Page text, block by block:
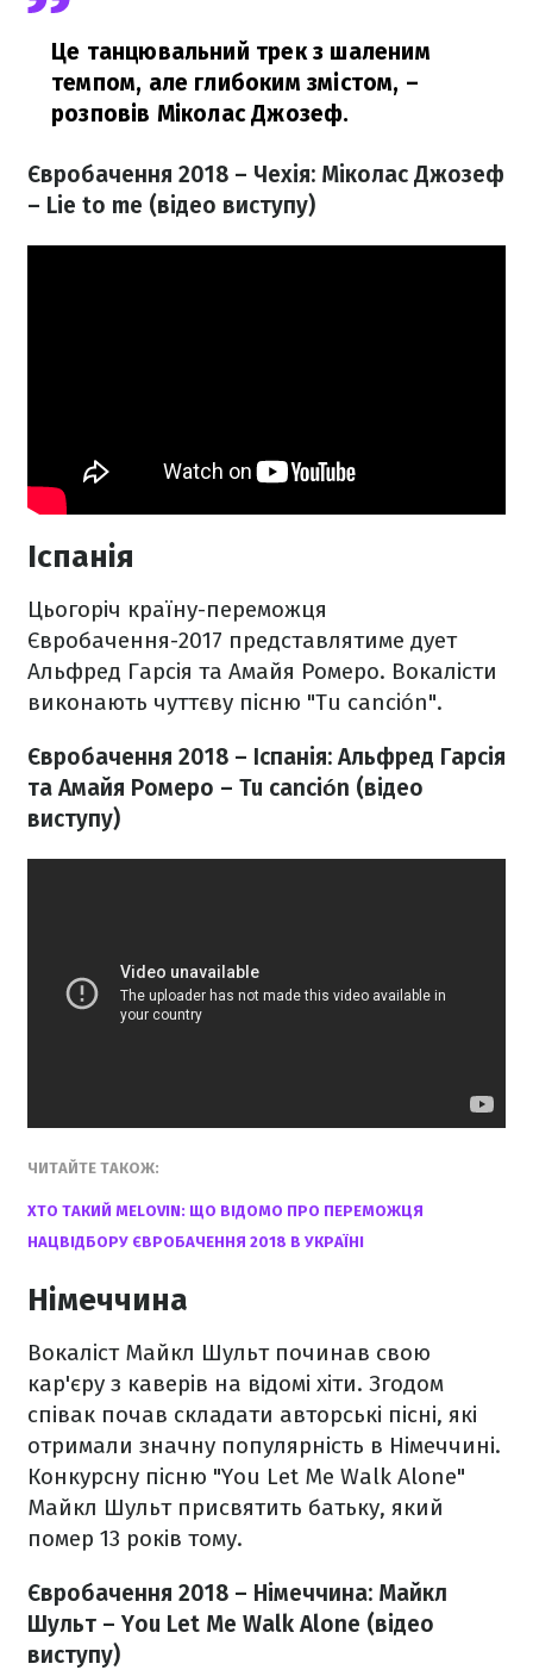
Це танцювальний трек з шаленим
темпом, але глибоким змістом, –
розповів Міколас Джозеф.
Євробачення 2018 – Чехія: Міколас Джозеф
– Lie to me (відео виступу)
Іспанія
Цьогоріч країну-переможця
Євробачення-2017 представлятиме дует
Альфред Гарсія та Амайя Ромеро. Вокалісти
виконають чуттєву пісню "Tu canción".
Євробачення 2018 – Іспанія: Альфред Гарсія
та Амайя Ромеро – Tu canción (відео
виступу)
ЧИТАЙТЕ ТАКОЖ:
ХТО ТАКИЙ MELOVIN: ЩО ВІДОМО ПРО ПЕРЕМОЖЦЯ
НАЦВІДБОРУ ЄВРОБАЧЕННЯ 2018 В УКРАЇНІ
Німеччина
Вокаліст Майкл Шульт починав свою
кар'єру з каверів на відомі хіти. Згодом
співак почав складати авторські пісні, які
отримали значну популярність в Німеччині.
Конкурсну пісню "You Let Me Walk Alone"
Майкл Шульт присвятить батьку, який
помер 13 років тому.
Євробачення 2018 – Німеччина: Майкл
Шульт – You Let Me Walk Alone (відео
виступу)